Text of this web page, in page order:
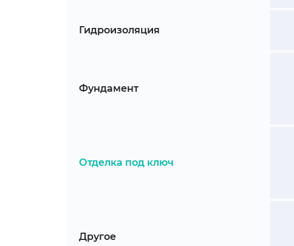
Гидроизоляция
Фундамент
Отделка под ключ
Другое